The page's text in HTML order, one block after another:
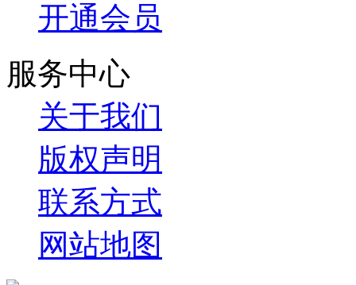
开通会员
服务中心
关于我们
版权声明
联系方式
网站地图